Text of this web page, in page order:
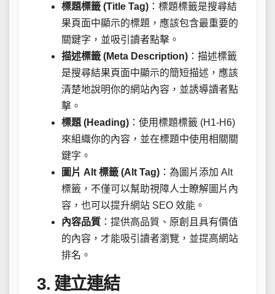
標題標籤 (Title Tag) ：標題標籤是搜尋結
果頁面中顯示的標題，應該包含最重要的
關鍵字，並吸引讀者點擊。
描述標籤 (Meta Description) ：描述標籤
是搜尋結果頁面中顯示的簡短描述，應該
清楚地說明你的網站內容，並誘導讀者點
擊。
標題 (Heading) ：使用標題標籤 (H1-H6)
來組織你的內容，並在標題中使用相關關
鍵字。
圖片 Alt 標籤 (Alt Tag) ：為圖片添加 Alt
標籤，不僅可以幫助視障人士瞭解圖片內
容，也可以提升網站 SEO 效能。
內容品質 ：提供高品質、原創且具有價值
的內容，才能吸引讀者瀏覽，並提高網站
排名。
3. 建立連結